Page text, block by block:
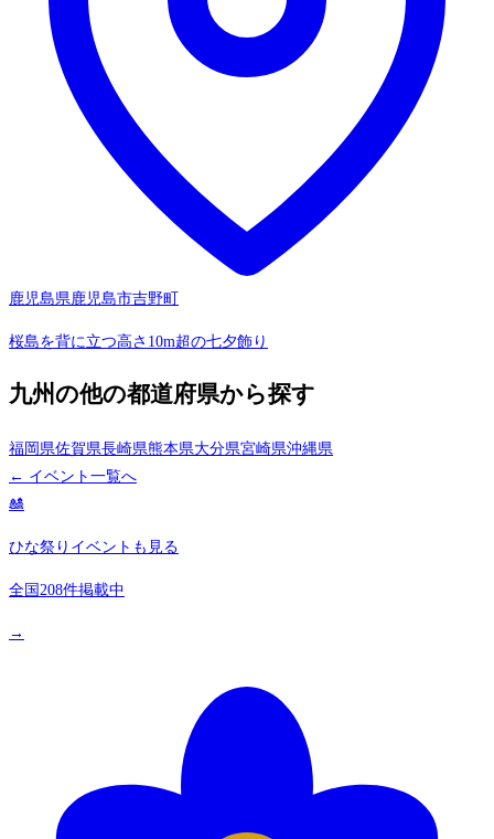
鹿児島県鹿児島市吉野町
桜島を背に立つ高さ10m超の七夕飾り
九州の他の都道府県から探す
福岡県佐賀県長崎県熊本県大分県宮崎県沖縄県
← イベント一覧へ
🎎
ひな祭りイベントも見る
全国208件掲載中
→